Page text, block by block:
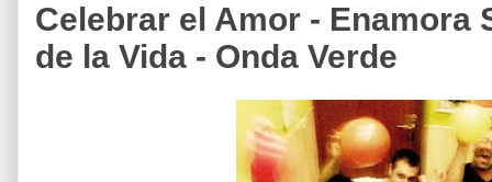
Celebrar el Amor - Enamora
de la Vida - Onda Verde